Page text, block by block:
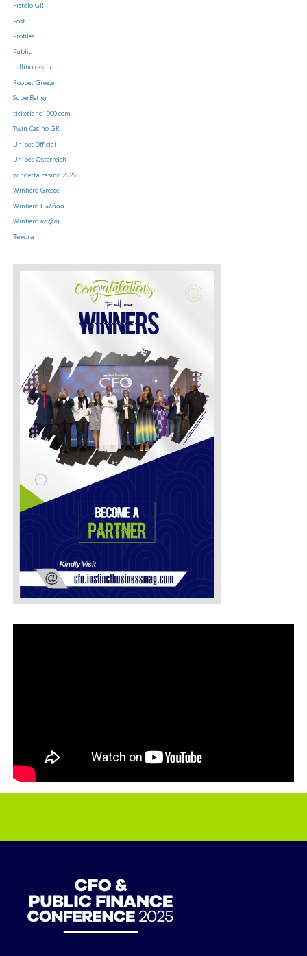
Pistolo GR
Post
Profiles
Public
rollino casino
Roobet Greece
SuperBet gr
ticketland1000.com
Twin Casino GR
Unibet Official
Unibet Österreich
windetta casino 2026
Winhero Greece
Winhero Ελλάδα
Winhero καζίνο
Текста